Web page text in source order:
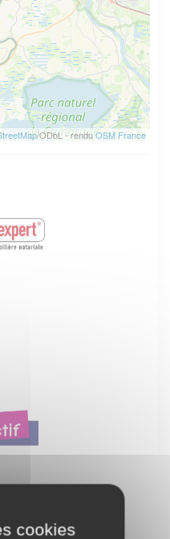
/ODbL - renduOSM France
cookies